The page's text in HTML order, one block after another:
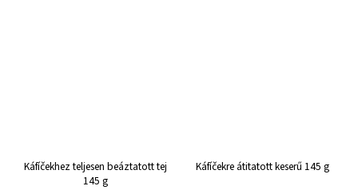
Káfíčekhez teljesen beáztatott tej
145 g
Káfíčekre átitatott keserű 145 g